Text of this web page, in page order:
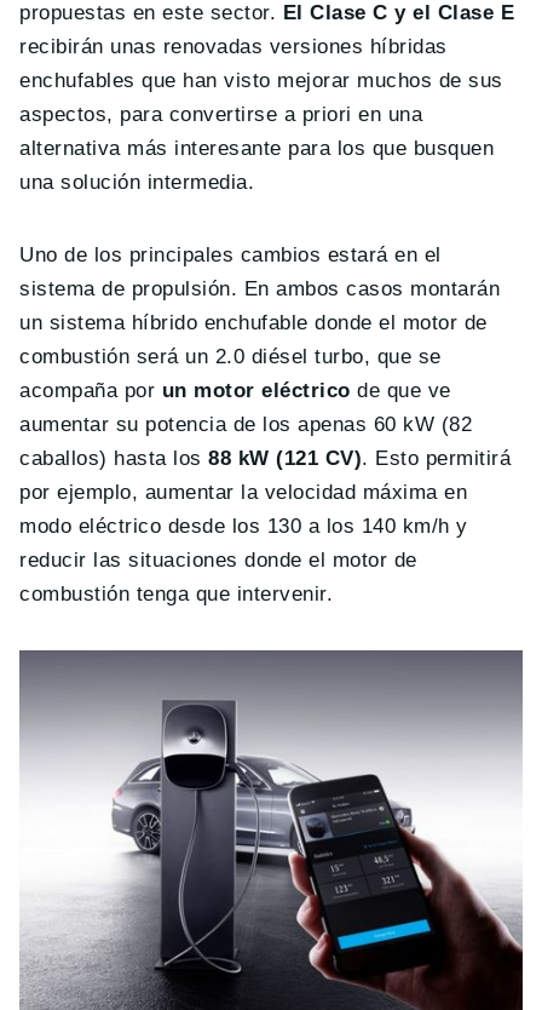
propuestas en este sector. El Clase C y el Clase E
recibirán unas renovadas versiones híbridas
enchufables que han visto mejorar muchos de sus
aspectos, para convertirse a priori en una
alternativa más interesante para los que busquen
una solución intermedia.
Uno de los principales cambios estará en el
sistema de propulsión. En ambos casos montarán
un sistema híbrido enchufable donde el motor de
combustión será un 2.0 diésel turbo, que se
acompaña por un motor eléctrico de que ve
aumentar su potencia de los apenas 60 kW (82
caballos) hasta los 88 kW (121 CV). Esto permitirá
por ejemplo, aumentar la velocidad máxima en
modo eléctrico desde los 130 a los 140 km/h y
reducir las situaciones donde el motor de
combustión tenga que intervenir.